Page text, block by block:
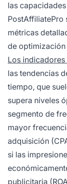
las
PostAffiliatePro
métricas
de
Los
las tendencias
tiempo, que
supera niveles
segmento de
mayor
adquisición
si las
publicitaria